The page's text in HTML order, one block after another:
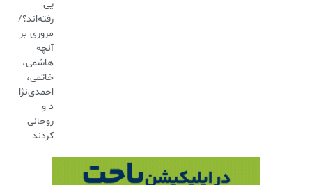
یی
رفته‌اند؟/
مروری بر
آنچه
هاشمی،
خاتمی،
احمدی‌نژا
د و
روحانی
کردند